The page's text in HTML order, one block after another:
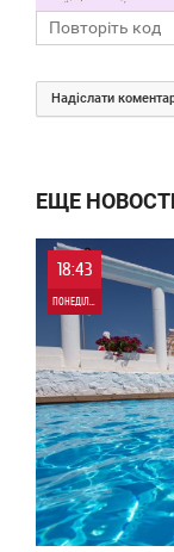
Надіслати
ЕЩЕ
18:43
ПОНЕДІЛОК
85